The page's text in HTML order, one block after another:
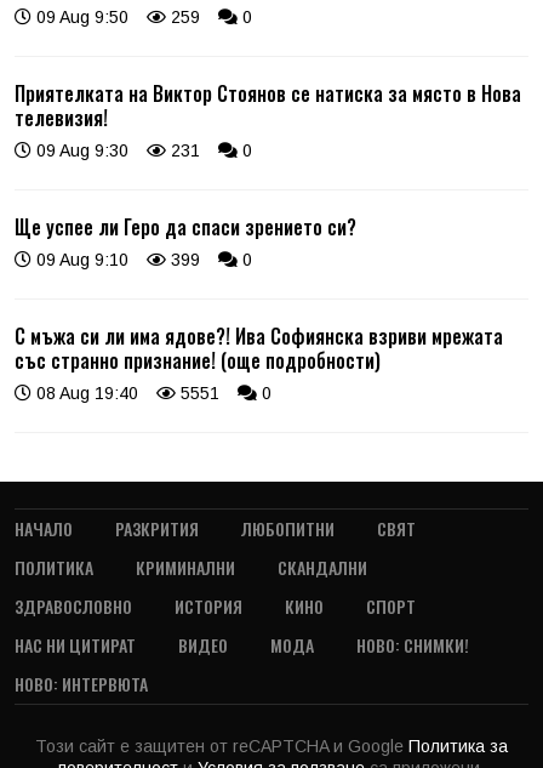
09 Aug 9:50 259 0
Приятелката на Виктор Стоянов се натиска за място в Нова
телевизия!
09 Aug 9:30 231 0
Ще успее ли Геро да спаси зрението си?
09 Aug 9:10 399 0
С мъжа си ли има ядове?! Ива Софиянска взриви мрежата
със странно признание! (още подробности)
08 Aug 19:40 5551 0
НАЧАЛО РАЗКРИТИЯ ЛЮБОПИТНИ
СВЯТ
ПОЛИТИКА
КРИМИНАЛНИ
СКАНДАЛНИ
ЗДРАВОСЛОВНО
ИСТОРИЯ КИНО
СПОРТ
НАС НИ ЦИТИРАТ
ВИДЕО МОДА
НОВО: СНИМКИ!
НОВО: ИНТЕРВЮТА
Този сайт е защитен от reCAPTCHA и Google Политика за